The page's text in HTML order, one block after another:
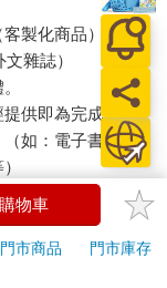
製化商品）
雜誌）
供即為完成之線
（如：電子書、電
褲、刮鬍刀、除毛
期（含例假
物車
市商品
門市庫存